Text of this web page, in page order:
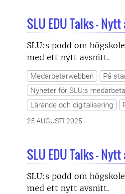
SLU EDU Talks -
SLU:s podd om
med ett nytt avsnitt.
Medarbetarwebben
På
Nyheter för SLU:s
Lärande och digitalisering
25 AUGUSTI 2025
SLU EDU Talks -
SLU:s podd om
med ett nytt avsnitt.